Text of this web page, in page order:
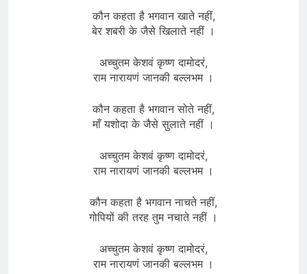
कौन कहता है भगवान खाते नहीं,
बेर शबरी के जैसे खिलाते नहीं ।
अच्चुतम केशवं कृष्ण दामोदरं,
राम नारायणं जानकी बल्लभम ।
कौन कहता है भगवान सोते नहीं,
माँ यशोदा के जैसे सुलाते नहीं ।
अच्चुतम केशवं कृष्ण दामोदरं,
राम नारायणं जानकी बल्लभम ।
कौन कहता है भगवान नाचते नहीं,
गोपियों की तरह तुम नचाते नहीं ।
अच्चुतम केशवं कृष्ण दामोदरं,
राम नारायणं जानकी बल्लभम ।